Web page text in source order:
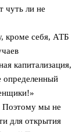
чуть ли не
кроме себя, АТБ
капитализация,
определенный
Поэтому мы не
для открытия